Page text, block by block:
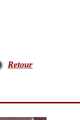
Retour